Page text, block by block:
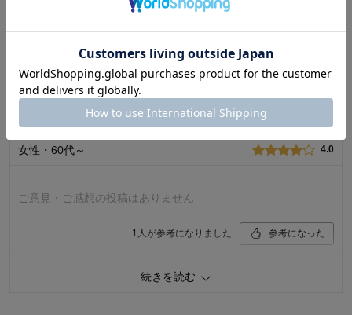
最新レビュー
※現在販売していない色・サイズ等への商品レビューも含まれます。
2024年12月31日
女性・60代～ 4.0
ご意見・ご感想の投稿はありません
1 人が参考になりました 参考になった
4.0
続きを読む